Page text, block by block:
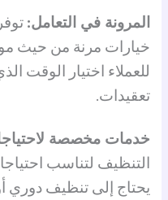
المرونة في التعامل:
خيارات مرنة من حيث
للعملاء اختيار الوقت
تعقيدات.
خدمات مخصصة
التنظيف لتناسب
يحتاج إلى تنظيف دوري